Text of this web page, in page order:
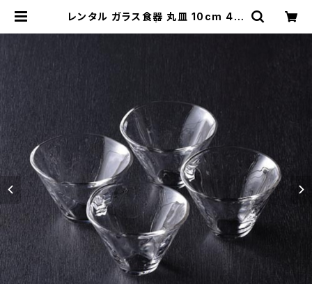
レンタル ガラス食器 丸皿 10cm 4枚